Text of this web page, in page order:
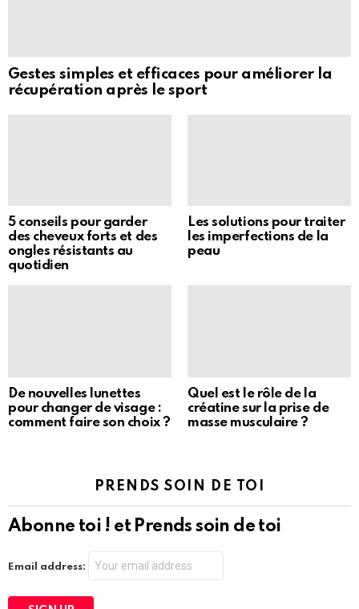
Gestes simples et efficaces pour améliorer la
récupération après le sport
5 conseils pour garder
des cheveux forts et des
ongles résistants au
quotidien
Les solutions pour traiter
les imperfections de la
peau
De nouvelles lunettes
pour changer de visage :
comment faire son choix ?
Quel est le rôle de la
créatine sur la prise de
masse musculaire ?
PRENDS SOIN DE TOI
Abonne toi ! et Prends soin de toi
Email address: